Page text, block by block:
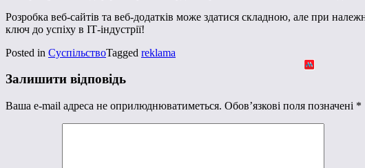
Розробка веб-сайтів та веб-додатків може здатися складною, але при
ключ до успіху в ІТ-індустрії!
Posted in СуспільствоTagged reklama
Залишити відповідь
Ваша e-mail адреса не оприлюднюватиметься. Обов’язкові поля позначені *